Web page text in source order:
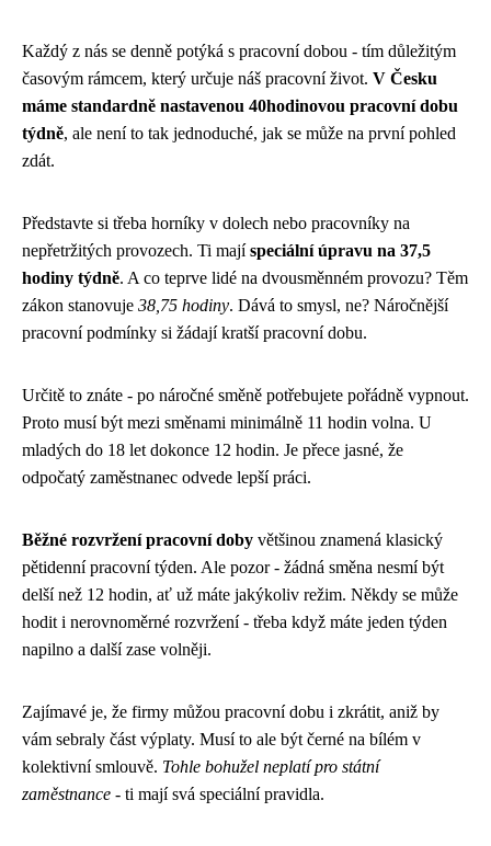
Každý z nás se denně potýká s pracovní dobou - tím důležitým
časovým rámcem, který určuje náš pracovní život. V Česku
máme standardně nastavenou 40hodinovou pracovní dobu
týdně, ale není to tak jednoduché, jak se může na první pohled
zdát.
Představte si třeba horníky v dolech nebo pracovníky na
nepřetržitých provozech. Ti majíspeciální úpravu na 37,5
hodiny týdně. A co teprve lidé na dvousměnném provozu? Těm
zákon stanovuje 38,75 hodiny. Dává to smysl, ne? Náročnější
pracovní podmínky si žádají kratší pracovní dobu.
Určitě to znáte - po náročné směně potřebujete pořádně vypnout.
Proto musí být mezi směnami minimálně 11 hodin volna. U
mladých do 18 let dokonce 12 hodin. Je přece jasné, že
odpočatý zaměstnanec odvede lepší práci.
Běžné rozvržení pracovní doby většinou znamená klasický
pětidenní pracovní týden. Ale pozor - žádná směna nesmí být
delší než 12 hodin, ať už máte jakýkoliv režim. Někdy se může
hodit i nerovnoměrné rozvržení - třeba když máte jeden týden
napilno a další zase volněji.
Zajímavé je, že firmy můžou pracovní dobu i zkrátit, aniž by
vám sebraly část výplaty. Musí to ale být černé na bílém v
kolektivní smlouvě. Tohle bohužel neplatí pro státní
zaměstnance - ti mají svá speciální pravidla.